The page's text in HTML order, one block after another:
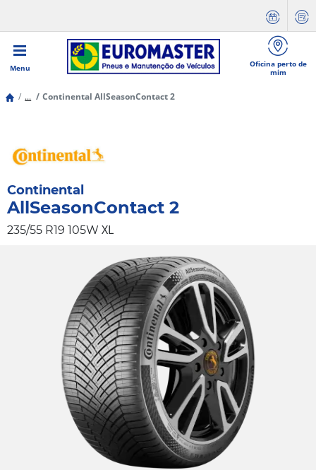
Menu
Oficina perto de
mim
... Continental AllSeasonContact 2
Continental
AllSeasonContact 2
235/55 R19 105W XL